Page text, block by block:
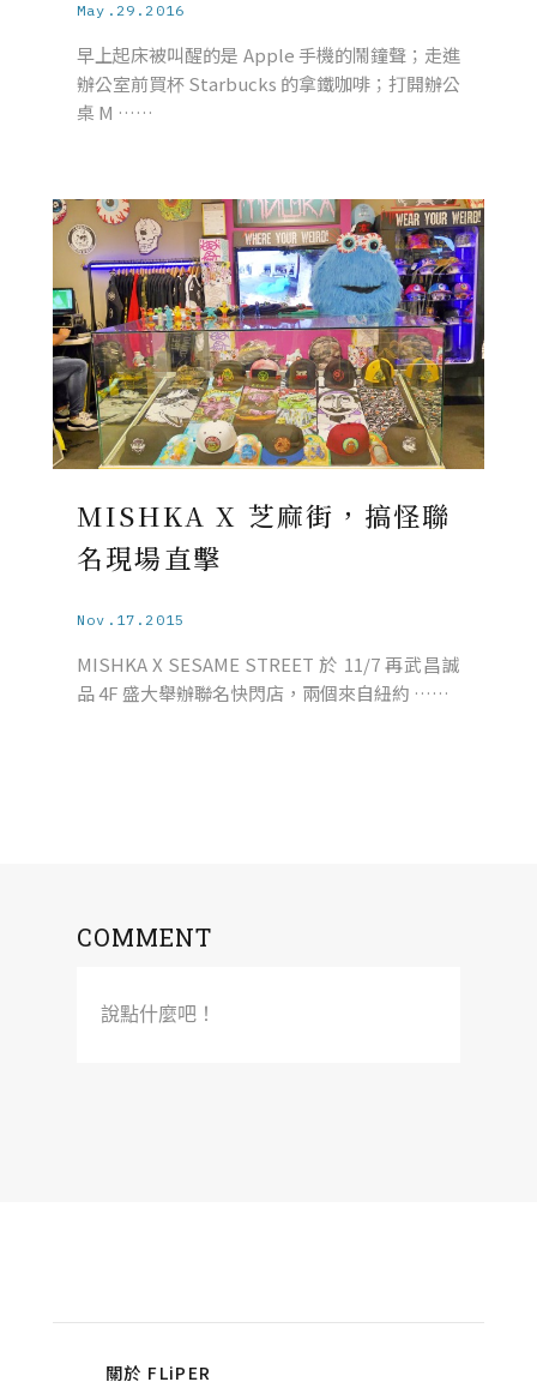
May.29.2016
早上起床被叫醒的是 Apple 手機的鬧鐘聲；走進
辦公室前買杯 Starbucks 的拿鐵咖啡；打開辦公
桌 M ……
MISHKA X 芝麻街，搞怪聯
名現場直擊
Nov.17.2015
MISHKA X SESAME STREET 於 11/7 再武昌誠
品 4F 盛大舉辦聯名快閃店，兩個來自紐約 ……
COMMENT
說點什麼吧！
關於 FLiPER